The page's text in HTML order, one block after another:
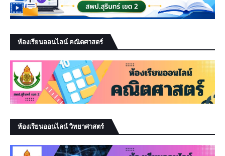
ห้องเรียนออนไลน์ คณิตศาสตร์
ห้องเรียนออนไลน์ วิทยาศาสตร์